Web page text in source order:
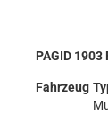
PAGID
Fahrzeug